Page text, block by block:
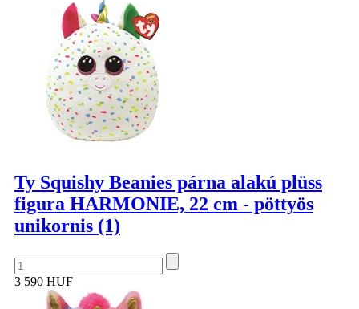
Ty Squishy Beanies párna alakú plüss
figura HARMONIE, 22 cm - pöttyös
unikornis (1)
3 590 HUF